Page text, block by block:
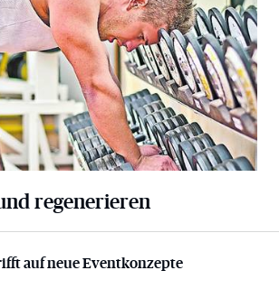
regenerieren
auf neue Eventkonzepte
auf neue Eventkonzepte